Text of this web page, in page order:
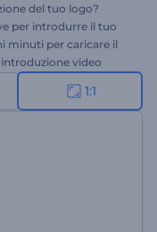
del tuo logo?
per introdurre il tuo
minuti per caricare il
video
prodotti, le
gli spot
Logo Opener è a
1:1